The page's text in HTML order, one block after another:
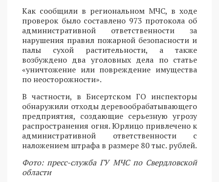
Как сообщили в региональном МЧС, в ходе
проверок было составлено 973 протокола об
административной ответственности за
нарушения правил пожарной безопасности и
палы сухой растительности, а также
возбуждено два уголовных дела по статье
«уничтожение или повреждение имущества
по неосторожности».
В частности, в Бисертском ГО инспекторы
обнаружили отходы деревообрабатывающего
предприятия, создающие серьезную угрозу
распространения огня. Юрлицо привлечено к
административной ответственности с
наложением штрафа в размере 80 тыс. рублей.
Фото: пресс-служба ГУ МЧС по Свердловской
области